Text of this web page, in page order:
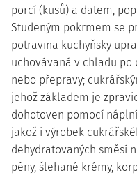
porcí (kusů) a datem,
Studeným pokrmem se
potravina kuchyňsky
uchovávaná v chladu po
nebo přepravy;
jehož základem je
dohotoven pomocí
jakož i výrobek
dehydratovaných směsí
pěny, šlehané krémy,